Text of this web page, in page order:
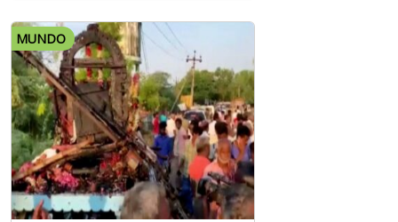
MUNDO